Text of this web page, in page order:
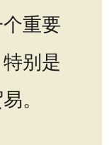
重要
别是
。